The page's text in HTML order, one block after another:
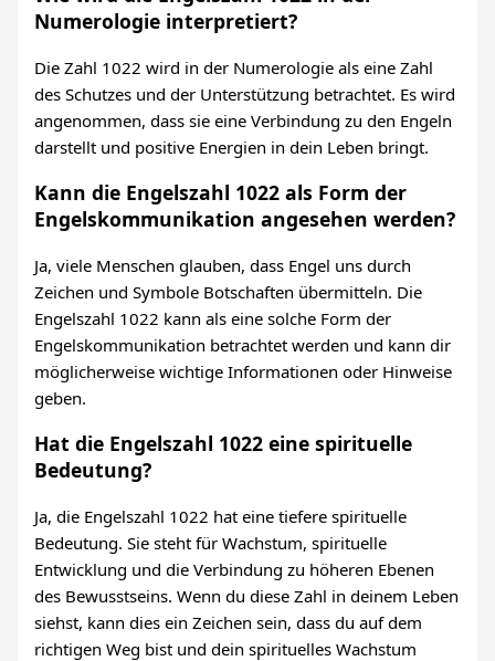
Numerologie interpretiert?
Die Zahl 1022 wird in der Numerologie als eine Zahl
des Schutzes und der Unterstützung betrachtet. Es wird
angenommen, dass sie eine Verbindung zu den Engeln
darstellt und positive Energien in dein Leben bringt.
Kann die Engelszahl 1022 als Form der
Engelskommunikation angesehen werden?
Ja, viele Menschen glauben, dass Engel uns durch
Zeichen und Symbole Botschaften übermitteln. Die
Engelszahl 1022 kann als eine solche Form der
Engelskommunikation betrachtet werden und kann dir
möglicherweise wichtige Informationen oder Hinweise
geben.
Hat die Engelszahl 1022 eine spirituelle
Bedeutung?
Ja, die Engelszahl 1022 hat eine tiefere spirituelle
Bedeutung. Sie steht für Wachstum, spirituelle
Entwicklung und die Verbindung zu höheren Ebenen
des Bewusstseins. Wenn du diese Zahl in deinem Leben
siehst, kann dies ein Zeichen sein, dass du auf dem
richtigen Weg bist und dein spirituelles Wachstum